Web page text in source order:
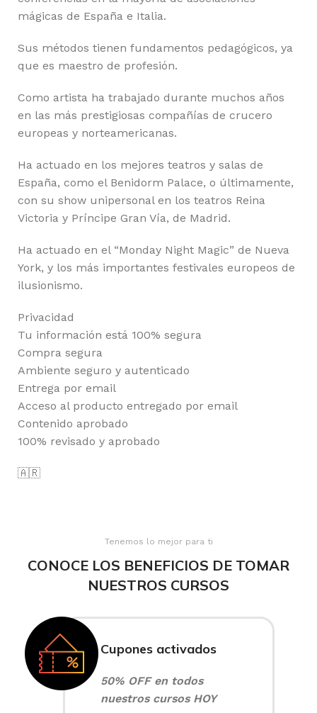
mágicas de España e Italia.
Sus métodos tienen fundamentos pedagógicos, ya
que es maestro de profesión.
Como artista ha trabajado durante muchos años
en las más prestigiosas compañías de crucero
europeas y norteamericanas.
Ha actuado en los mejores teatros y salas de
España, como el Benidorm Palace, o últimamente,
con su show unipersonal en los teatros Reina
Victoria y Príncipe Gran Vía, de Madrid.
Ha actuado en el “Monday Night Magic” de Nueva
York, y los más importantes festivales europeos de
ilusionismo.
Privacidad
Tu información está 100% segura
Compra segura
Ambiente seguro y autenticado
Entrega por email
Acceso al producto entregado por email
Contenido aprobado
100% revisado y aprobado
🇦🇷
Tenemos lo mejor para ti
CONOCE LOS BENEFICIOS DE TOMAR
NUESTROS CURSOS
Cupones activados
50% OFF en todos
nuestros cursos HOY